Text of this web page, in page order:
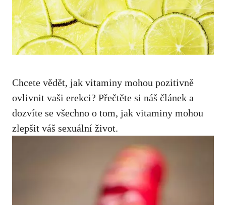
Chcete vědět, jak vitaminy mohou pozitivně
ovlivnit vaši erekci? Přečtěte si náš článek a
dozvíte se všechno o tom, jak vitaminy mohou
zlepšit váš sexuální život.